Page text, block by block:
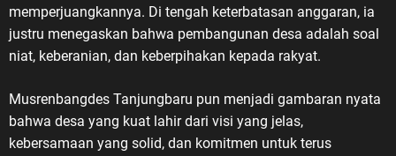
memperjuangkannya. Di tengah keterbatasan anggaran, ia
justru menegaskan bahwa pembangunan desa adalah soal
niat, keberanian, dan keberpihakan kepada rakyat.
Musrenbangdes Tanjungbaru pun menjadi gambaran nyata
bahwa desa yang kuat lahir dari visi yang jelas,
kebersamaan yang solid, dan komitmen untuk terus